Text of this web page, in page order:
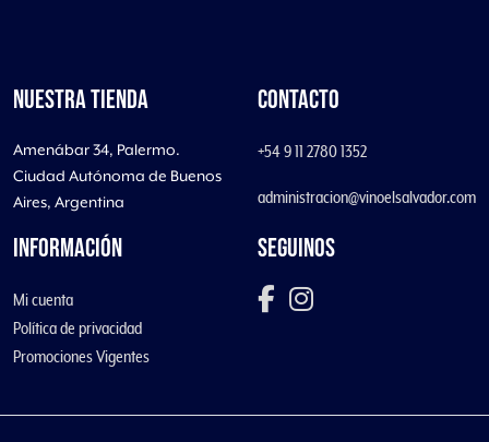
NUESTRA TIENDA
Amenábar 34, Palermo.
Ciudad Autónoma de Buenos
Aires, Argentina
CONTACTO
+54 9 11 2780 1352
administracion@vinoelsalvador.com
INFORMACIÓN
Mi cuenta
Política de privacidad
Promociones Vigentes
SEGUINOS